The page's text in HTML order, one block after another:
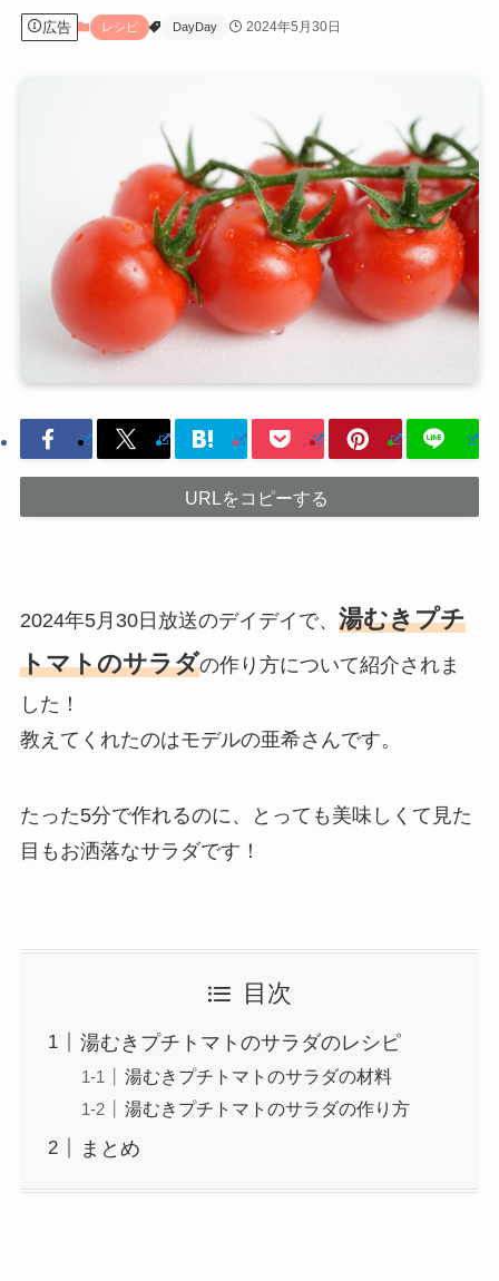
広告 レシピ DayDay 2024年5月30日
URLをコピーする
2024年5月30日放送のデイデイで、 湯むきプチ
トマトのサラダの作り方について紹介されま
した！
教えてくれたのはモデルの亜希さんです。
たった5分で作れるのに、とっても美味しくて見た
目もお洒落なサラダです！
目次
湯むきプチトマトのサラダのレシピ
湯むきプチトマトのサラダの材料
湯むきプチトマトのサラダの作り方
まとめ